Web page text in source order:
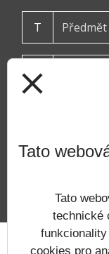
T
Prohlášení o
close
Tato
Tato
technické
cookies pro